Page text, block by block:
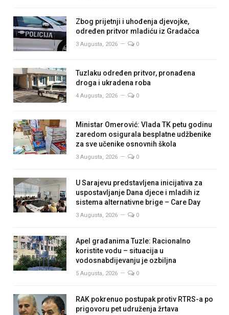
Zbog prijetnji i uhođenja djevojke,
određen pritvor mladiću iz Gradačca
3 Augusta, 2026 0
Tuzlaku određen pritvor, pronađena
droga i ukradena roba
4 Augusta, 2026 0
Ministar Omerović: Vlada TK petu godinu
zaredom osigurala besplatne udžbenike
za sve učenike osnovnih škola
3 Augusta, 2026 0
U Sarajevu predstavljena inicijativa za
uspostavljanje Dana djece i mladih iz
sistema alternativne brige – Care Day
3 Augusta, 2026 0
Apel građanima Tuzle: Racionalno
koristite vodu – situacija u
vodosnabdijevanju je ozbiljna
5 Augusta, 2026 0
RAK pokrenuo postupak protiv RTRS-a po
prigovoru pet udruženja žrtava